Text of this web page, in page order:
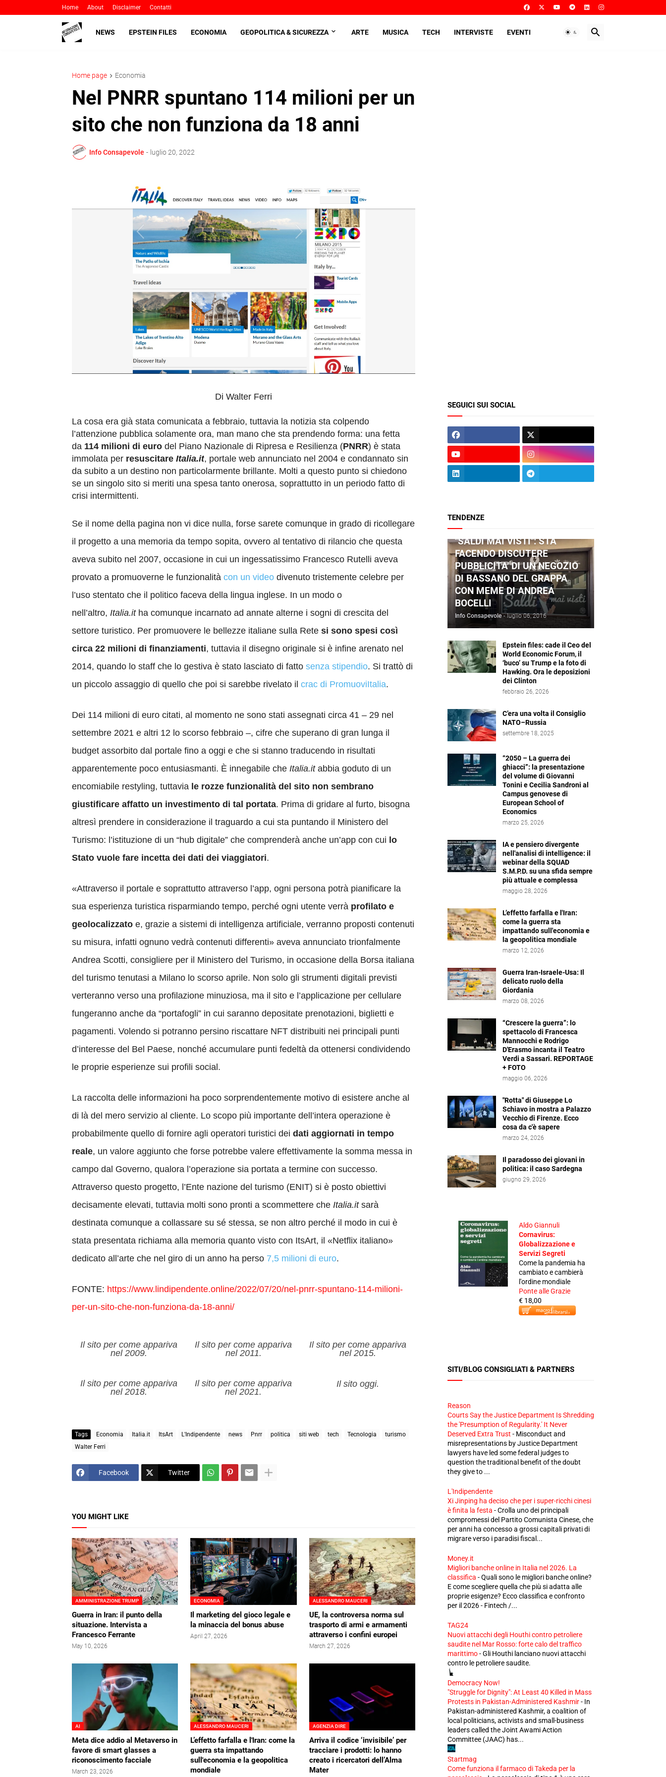
Home About Disclaimer Contatti
NEWS EPSTEIN FILES ECONOMIA GEOPOLITICA & SICUREZZA ARTE MUSICA TECH INTERVISTE EVENTI
Home page Economia
Nel PNRR spuntano 114 milioni per un
sito che non funziona da 18 anni
Info Consapevole - luglio 20, 2022
Di Walter Ferri
La cosa era già stata comunicata a febbraio, tuttavia la notizia sta colpendo
l’attenzione pubblica solamente ora, man mano che sta prendendo forma: una fetta
da 114 milioni di euro del Piano Nazionale di Ripresa e Resilienza (PNRR) è stata
immolata per resuscitare Italia.it, portale web annunciato nel 2004 e condannato sin
da subito a un destino non particolarmente brillante. Molti a questo punto si chiedono
se un singolo sito si meriti una spesa tanto onerosa, soprattutto in un periodo fatto di
crisi intermittenti.
Se il nome della pagina non vi dice nulla, forse sarete comunque in grado di ricollegare
il progetto a una memoria da tempo sopita, ovvero al tentativo di rilancio che questa
aveva subito nel 2007, occasione in cui un ingessatissimo Francesco Rutelli aveva
provato a promuoverne le funzionalità con un video divenuto tristemente celebre per
l’uso stentato che il politico faceva della lingua inglese. In un modo o
nell’altro, Italia.itha comunque incarnato ad annate alterne i sogni di crescita del
settore turistico. Per promuovere le bellezze italiane sulla Rete si sono spesi così
circa 22 milioni di finanziamenti, tuttavia il disegno originale si è infine arenato nel
2014, quando lo staff che lo gestiva è stato lasciato di fatto senza stipendio. Si trattò di
un piccolo assaggio di quello che poi si sarebbe rivelato il crac di PromuoviItalia.
Dei 114 milioni di euro citati, al momento ne sono stati assegnati circa 41 – 29 nel
settembre 2021 e altri 12 lo scorso febbraio –, cifre che superano di gran lunga il
budget assorbito dal portale fino a oggi e che si stanno traducendo in risultati
apparentemente poco entusiasmanti. È innegabile che Italia.itabbia goduto di un
encomiabile restyling, tuttavia le rozze funzionalità del sito non sembrano
giustificare affatto un investimento di tal portata. Prima di gridare al furto, bisogna
altresì prendere in considerazione il traguardo a cui sta puntando il Ministero del
Turismo: l’istituzione di un “hub digitale” che comprenderà anche un’app con cui lo
Stato vuole fare incetta dei dati dei viaggiatori.
«Attraverso il portale e soprattutto attraverso l’app, ogni persona potrà pianificare la
sua esperienza turistica risparmiando tempo, perché ogni utente verrà profilato e
geolocalizzato e, grazie a sistemi di intelligenza artificiale, verranno proposti contenuti
su misura, infatti ognuno vedrà contenuti differenti» aveva annunciato trionfalmente
Andrea Scotti, consigliere per il Ministero del Turismo, in occasione della Borsa italiana
del turismo tenutasi a Milano lo scorso aprile. Non solo gli strumenti digitali previsti
verteranno verso una profilazione minuziosa, ma il sito e l’applicazione per cellulare
fungeranno anche da “portafogli” in cui saranno depositate prenotazioni, biglietti e
pagamenti. Volendo si potranno persino riscattare NFT distribuiti nei principali punti
d’interesse del Bel Paese, nonché accumulare punti fedeltà da ottenersi condividendo
le proprie esperienze sui profili social.
La raccolta delle informazioni ha poco sorprendentemente motivo di esistere anche al
di là del mero servizio al cliente. Lo scopo più importante dell’intera operazione è
probabilmente quello di fornire agli operatori turistici dei dati aggiornati in tempo
reale, un valore aggiunto che forse potrebbe valere effettivamente la somma messa in
campo dal Governo, qualora l’operazione sia portata a termine con successo.
Attraverso questo progetto, l’Ente nazione del turismo (ENIT) si è posto obiettivi
decisamente elevati, tuttavia molti sono pronti a scommettere che Italia.itsarà
destinata comunque a collassare su sé stessa, se non altro perché il modo in cui è
stata presentata richiama alla memoria quanto visto con ItsArt, il «Netflix italiano»
dedicato all’arte che nel giro di un anno ha perso 7,5 milioni di euro.
FONTE: https://www.lindipendente.online/2022/07/20/nel-pnrr-spuntano-114-milioni-
per-un-sito-che-non-funziona-da-18-anni/
Il sito per come appariva
nel 2009.
Il sito per come appariva
nel 2011.
Il sito per come appariva
nel 2015.
Il sito per come appariva
nel 2018.
Il sito per come appariva
nel 2021.
Il sito oggi.
Tags Economia Italia.it ItsArt L'Indipendente news Pnrr politica siti web tech Tecnologia
turismo
Walter Ferri
Facebook Twitter
YOU MIGHT LIKE
AMMINISTRAZIONE TRUMP
Guerra in Iran: il punto della
situazione. Intervista a
Francesco Ferrante
May 10, 2026
ECONOMIA
Il marketing del gioco legale e
la minaccia del bonus abuse
April 27, 2026
ALESSANDRO MAUCERI
UE, la controversa norma sul
trasporto di armi e armamenti
attraverso i confini europei
March 27, 2026
AI
Meta dice addio al Metaverso in
favore di smart glasses a
riconoscimento facciale
March 23, 2026
ALESSANDRO MAUCERI
L’effetto farfalla e l'Iran: come la
guerra sta impattando
sull'economia e la geopolitica
mondiale
AGENZIA DIRE
Arriva il codice ‘invisibile’ per
tracciare i prodotti: lo hanno
creato i ricercatori dell’Alma
Mater
SEGUICI SUI SOCIAL
TENDENZE
"SALDI MAI VISTI": STA
FACENDO DISCUTERE
PUBBLICITA' DI UN NEGOZIO
DI BASSANO DEL GRAPPA
CON MEME DI ANDREA
BOCELLI
Info Consapevole - luglio 06, 2016
Epstein files: cade il Ceo del
World Economic Forum, il
‘buco’ su Trump e la foto di
Hawking. Ora le deposizioni
dei Clinton
febbraio 26, 2026
C’era una volta il Consiglio
NATO–Russia
settembre 18, 2025
“2050 – La guerra dei
ghiacci”: la presentazione
del volume di Giovanni
Tonini e Cecilia Sandroni al
Campus genovese di
European School of
Economics
marzo 25, 2026
IA e pensiero divergente
nell'analisi di intelligence: il
webinar della SQUAD
S.M.P.D. su una sfida sempre
più attuale e complessa
maggio 28, 2026
L’effetto farfalla e l'Iran:
come la guerra sta
impattando sull'economia e
la geopolitica mondiale
marzo 12, 2026
Guerra Iran-Israele-Usa: Il
delicato ruolo della
Giordania
marzo 08, 2026
“Crescere la guerra”: lo
spettacolo di Francesca
Mannocchi e Rodrigo
D'Erasmo incanta il Teatro
Verdi a Sassari. REPORTAGE
+ FOTO
maggio 06, 2026
"Rotta" di Giuseppe Lo
Schiavo in mostra a Palazzo
Vecchio di Firenze. Ecco
cosa da c'è sapere
marzo 24, 2026
Il paradosso dei giovani in
politica: il caso Sardegna
giugno 29, 2026
Aldo Giannuli
Cornavirus:
Globalizzazione e
Servizi Segreti
Come la pandemia ha
cambiato e cambierà
l'ordine mondiale
Ponte alle Grazie
€ 18,00
SITI/BLOG CONSIGLIATI & PARTNERS
Reason
Courts Say the Justice Department Is Shredding
the 'Presumption of Regularity.' It Never
Deserved Extra Trust - Misconduct and
misrepresentations by Justice Department
lawyers have led some federal judges to
question the traditional benefit of the doubt
they give to ...
L'Indipendente
Xi Jinping ha deciso che per i super-ricchi cinesi
è finita la festa -Crolla uno dei principali
compromessi del Partito Comunista Cinese, che
per anni ha concesso a grossi capitali privati di
migrare verso i paradisi fiscal...
Money.it
Migliori banche online in Italia nel 2026. La
classifica -Quali sono le migliori banche online?
E come scegliere quella che più si adatta alle
proprie esigenze? Ecco classifica e confronto
per il 2026 - Fintech /...
TAG24
Nuovi attacchi degli Houthi contro petroliere
saudite nel Mar Rosso: forte calo del traffico
marittimo-Gli Houthi lanciano nuovi attacchi
contro le petroliere saudite.
Democracy Now!
"Struggle for Dignity": At Least 40 Killed in Mass
Protests in Pakistan-Administered Kashmir- In
Pakistan-administered Kashmir, a coalition of
local politicians, activists and small-business
leaders called the Joint Awami Action
Committee (JAAC) has...
Startmag
Come funziona il farmaco di Takeda per la